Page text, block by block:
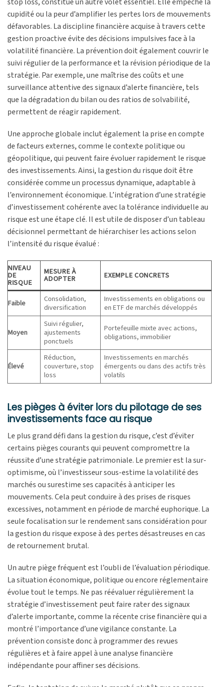
cupidité ou la peur d’amplifier les pertes lors de mouvements
défavorables. La discipline financière acquise à travers cette
gestion proactive évite des décisions impulsives face à la
volatilité financière. La prévention doit également couvrir le
suivi régulier de la performance et la révision périodique de la
stratégie. Par exemple, une maîtrise des coûts et une
surveillance attentive des signaux d’alerte financière, tels
que la dégradation du bilan ou des ratios de solvabilité,
permettent de réagir rapidement.
Une approche globale inclut également la prise en compte
de facteurs externes, comme le contexte politique ou
géopolitique, qui peuvent faire évoluer rapidement le risque
des investissements. Ainsi, la gestion du risque doit être
considérée comme un processus dynamique, adaptable à
l’environnement économique. L’intégration d’une stratégie
d’investissement cohérente avec la tolérance individuelle au
risque est une étape clé. Il est utile de disposer d’un tableau
décisionnel permettant de hiérarchiser les actions selon
l’intensité du risque évalué :
NIVEAU
DE
RISQUE
MESURE À
ADOPTER EXEMPLE CONCRETS
Faible
Consolidation,
diversification
Investissements en obligations ou
en ETF de marchés développés
Moyen
Suivi régulier,
ajustements
ponctuels
Portefeuille mixte avec actions,
obligations, immobilier
Élevé
Réduction,
couverture, stop
loss
Investissements en marchés
émergents ou dans des actifs très
volatils
Les pièges à éviter lors du pilotage de ses
investissements face au risque
Le plus grand défi dans la gestion du risque, c’est d’éviter
certains pièges courants qui peuvent compromettre la
réussite d’une stratégie patrimoniale. Le premier est la sur-
optimisme, où l’investisseur sous-estime la volatilité des
marchés ou surestime ses capacités à anticiper les
mouvements. Cela peut conduire à des prises de risques
excessives, notamment en période de marché euphorique. La
seule focalisation sur le rendement sans considération pour
la gestion du risque expose à des pertes désastreuses en cas
de retournement brutal.
Un autre piège fréquent est l’oubli de l’évaluation périodique.
La situation économique, politique ou encore réglementaire
évolue tout le temps. Ne pas réévaluer régulièrement la
stratégie d’investissement peut faire rater des signaux
d’alerte importante, comme la récente crise financière qui a
montré l’importance d’une vigilance constante. La
prévention consiste donc à programmer des revues
régulières et à faire appel à une analyse financière
indépendante pour affiner ses décisions.